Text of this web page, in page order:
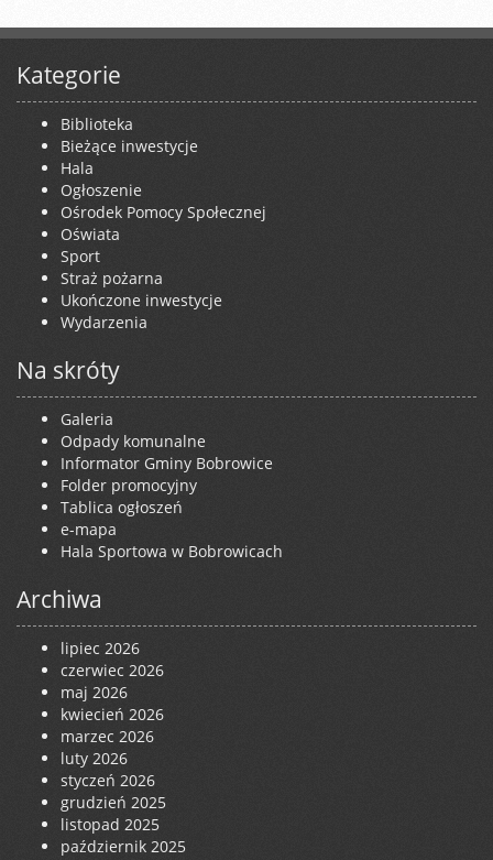
Kategorie
Biblioteka
Bieżące inwestycje
Hala
Ogłoszenie
Ośrodek Pomocy Społecznej
Oświata
Sport
Straż pożarna
Ukończone inwestycje
Wydarzenia
Na skróty
Galeria
Odpady komunalne
Informator Gminy Bobrowice
Folder promocyjny
Tablica ogłoszeń
e-mapa
Hala Sportowa w Bobrowicach
Archiwa
lipiec 2026
czerwiec 2026
maj 2026
kwiecień 2026
marzec 2026
luty 2026
styczeń 2026
grudzień 2025
listopad 2025
październik 2025